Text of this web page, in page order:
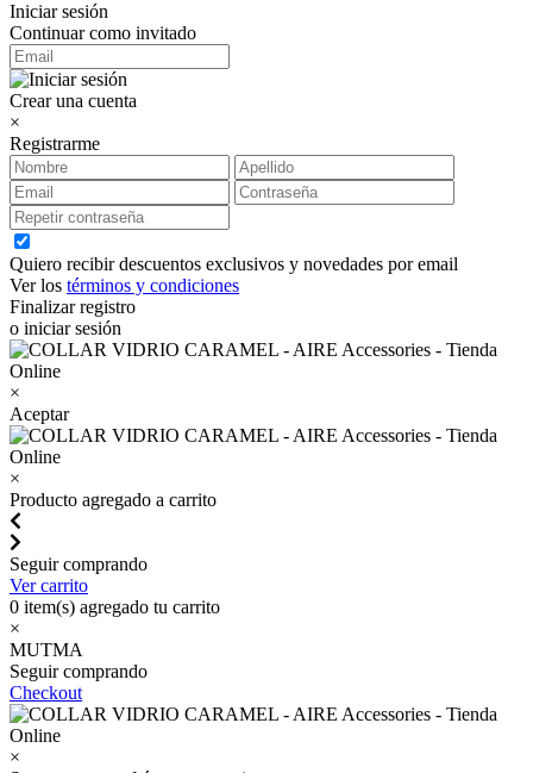
Iniciar sesión
Continuar como invitado
Crear una cuenta
×
Registrarme
Quiero recibir descuentos exclusivos y novedades por email
Ver los términos y condiciones
Finalizar registro
o iniciar sesión
×
Aceptar
×
Producto agregado a carrito
Seguir comprando
Ver carrito
0 item(s) agregado tu carrito
×
MUTMA
Seguir comprando
Checkout
×